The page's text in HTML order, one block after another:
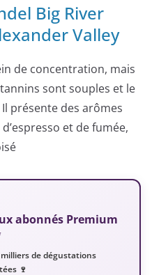
Big River
Valley
de concentration, mais
sont souples et le
présente des arômes
et de fumée,
abonnés Premium
de dégustations
🍷